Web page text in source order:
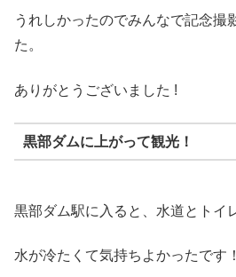
うれしかったのでみんなで記念撮
た。
ありがとうございました !
黒部ダムに上がって観光！
黒部ダム駅に入ると、水道とトイ
水が冷たくて気持ちよかったです！